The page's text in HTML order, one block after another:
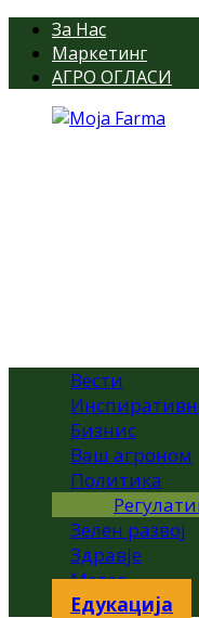
За Нас
Маркетинг
АГРО ОГЛАСИ
Вести
Бизнис
Ваш агроном
Политика
Зелен развој
Здравје
Метео
Едукација